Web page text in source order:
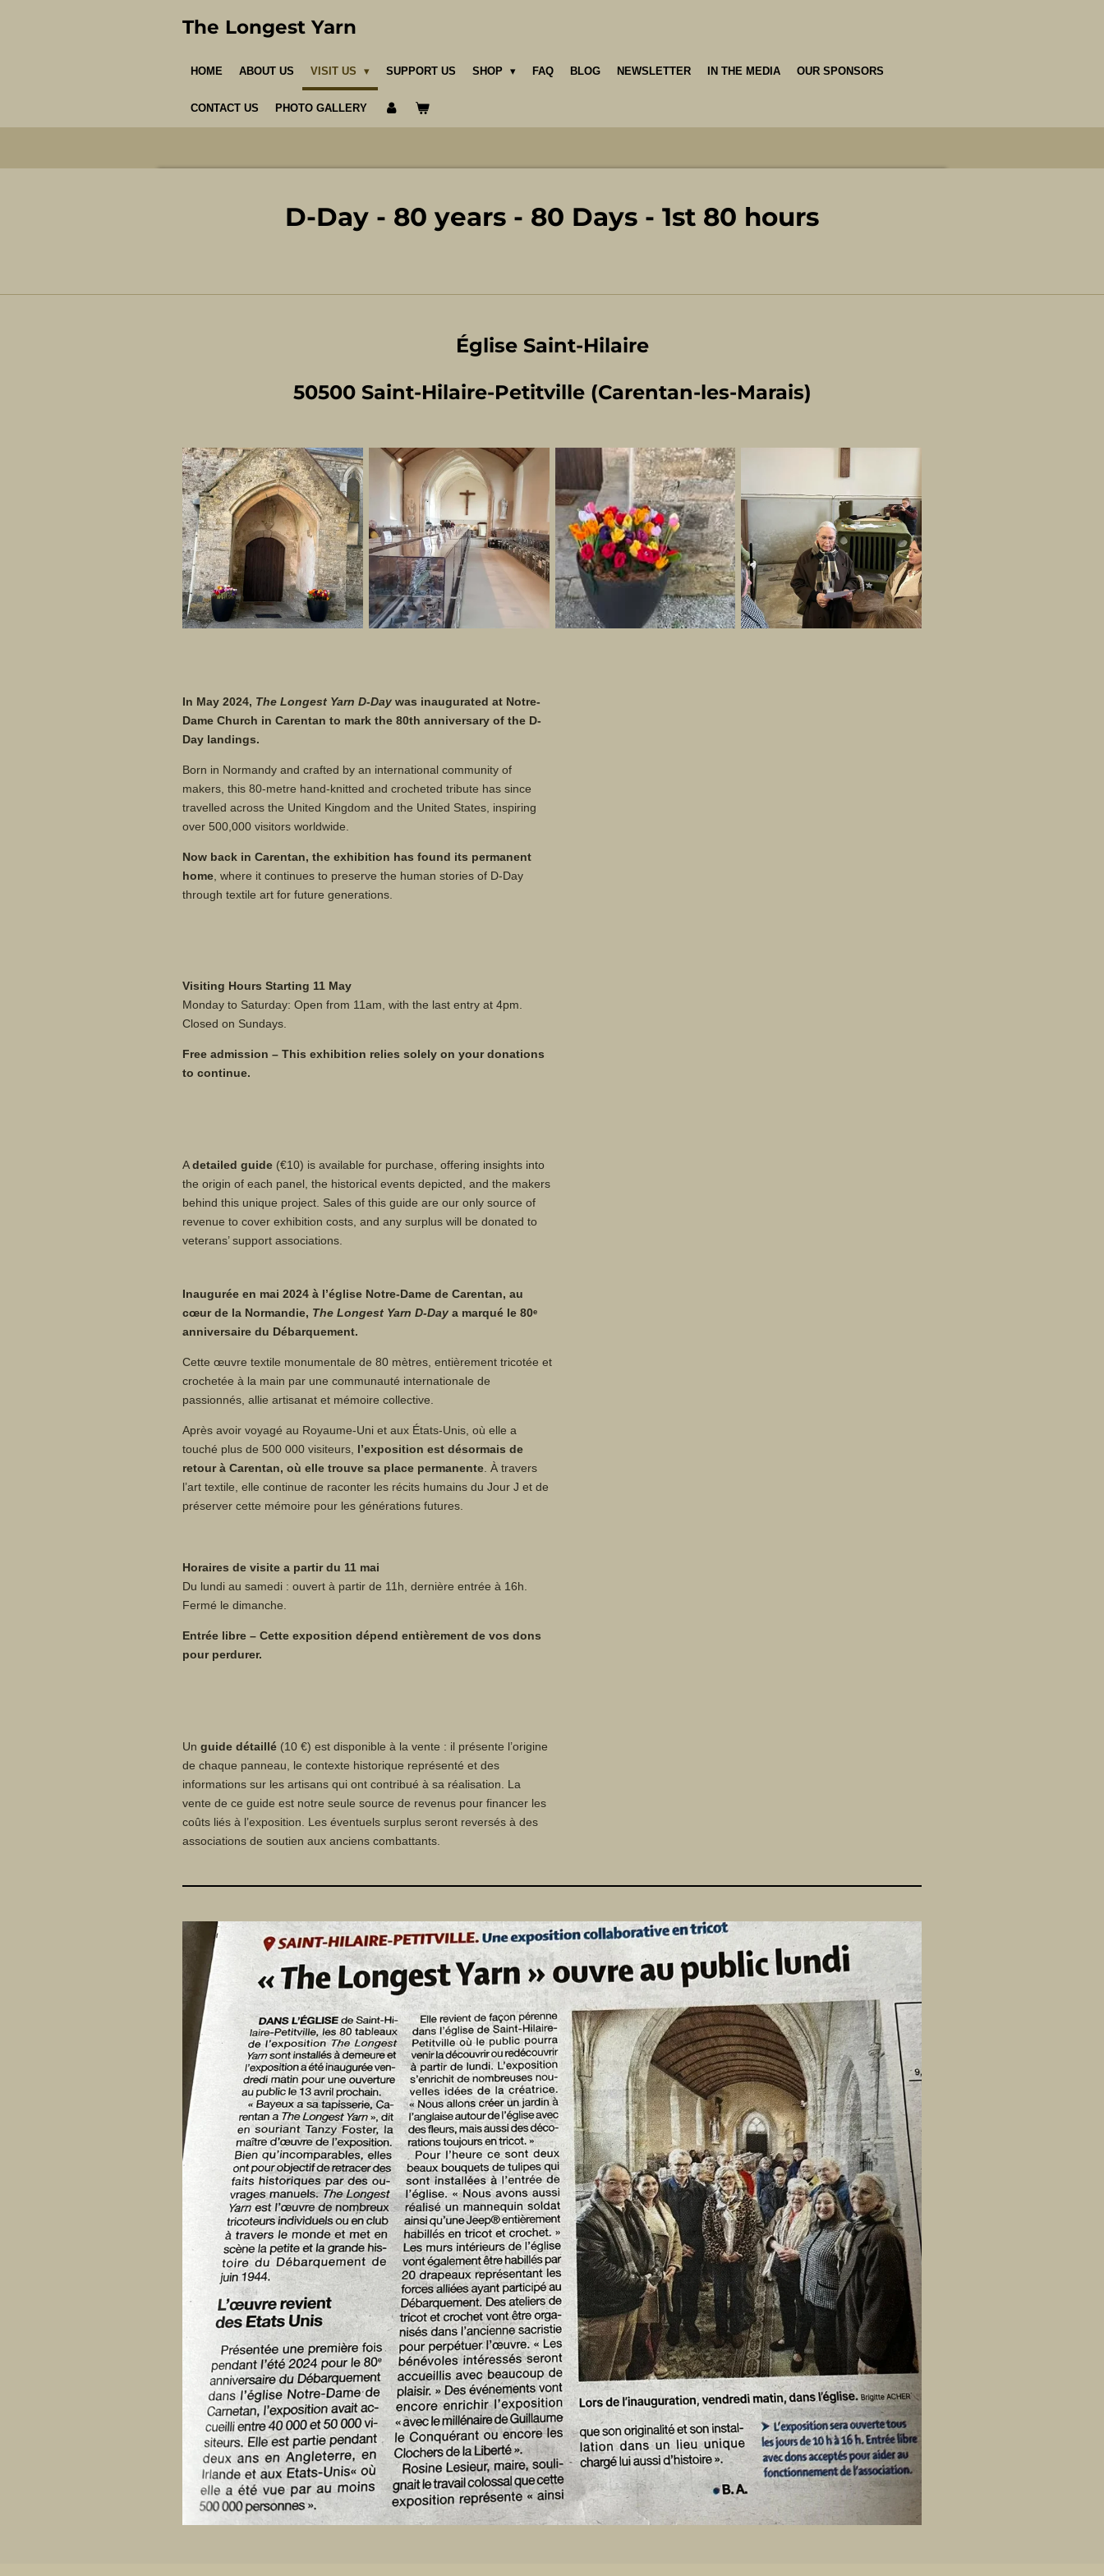
The Longest Yarn
HOME ABOUT US VISIT US SUPPORT US SHOP FAQ BLOG NEWSLETTER IN THE MEDIA OUR SPONSORS
CONTACT US PHOTO GALLERY
D-Day - 80 years - 80 Days - 1st 80 hours
Église Saint-Hilaire
50500 Saint-Hilaire-Petitville (Carentan-les-Marais)
In May 2024, The Longest Yarn D-Day was inaugurated at Notre-
Dame Church in Carentan to mark the 80th anniversary of the D-
Day landings.
Born in Normandy and crafted by an international community of
makers, this 80-metre hand-knitted and crocheted tribute has since
travelled across the United Kingdom and the United States, inspiring
over 500,000 visitors worldwide.
Now back in Carentan, the exhibition has found its permanent
home , where it continues to preserve the human stories of D-Day
through textile art for future generations.
Visiting Hours Starting 11 May
Monday to Saturday: Open from 11am, with the last entry at 4pm.
Closed on Sundays.
Free admission – This exhibition relies solely on your donations
to continue.
Adetailed guide (€10) is available for purchase, offering insights into
the origin of each panel, the historical events depicted, and the makers
behind this unique project. Sales of this guide are our only source of
revenue to cover exhibition costs, and any surplus will be donated to
veterans’ support associations.
Inaugurée en mai 2024 à l’église Notre-Dame de Carentan, au
cœur de la Normandie, The Longest Yarn D-Day a marqué le 80ᵉ
anniversaire du Débarquement.
Cette œuvre textile monumentale de 80 mètres, entièrement tricotée et
crochetée à la main par une communauté internationale de
passionnés, allie artisanat et mémoire collective.
Après avoir voyagé au Royaume-Uni et aux États-Unis, où elle a
touché plus de 500 000 visiteurs, l’exposition est désormais de
retour à Carentan, où elle trouve sa place permanente. À travers
l’art textile, elle continue de raconter les récits humains du Jour J et de
préserver cette mémoire pour les générations futures.
Horaires de visite a partir du 11 mai
Du lundi au samedi : ouvert à partir de 11h, dernière entrée à 16h.
Fermé le dimanche.
Entrée libre – Cette exposition dépend entièrement de vos dons
pour perdurer.
Un guide détaillé (10 €) est disponible à la vente : il présente l’origine
de chaque panneau, le contexte historique représenté et des
informations sur les artisans qui ont contribué à sa réalisation. La
vente de ce guide est notre seule source de revenus pour financer les
coûts liés à l’exposition. Les éventuels surplus seront reversés à des
associations de soutien aux anciens combattants.